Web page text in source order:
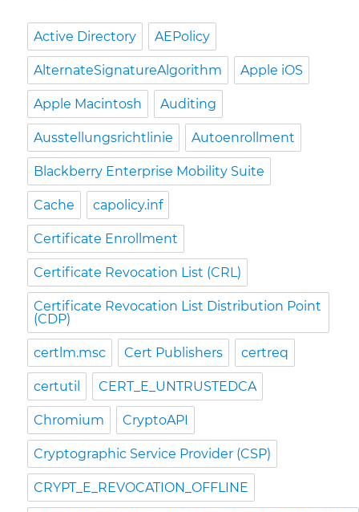
Active Directory AEPolicy
AlternateSignatureAlgorithm Apple iOS
Apple Macintosh Auditing
Ausstellungsrichtlinie Autoenrollment
Blackberry Enterprise Mobility Suite
Cache capolicy.inf
Certificate Enrollment
Certificate Revocation List (CRL)
Certificate Revocation List Distribution Point
(CDP)
certlm.msc Cert Publishers certreq
certutil CERT_E_UNTRUSTEDCA
Chromium CryptoAPI
Cryptographic Service Provider (CSP)
CRYPT_E_REVOCATION_OFFLINE